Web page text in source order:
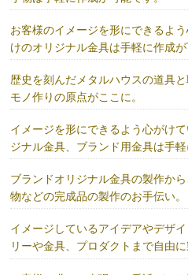
お客様のイメージを形にできるよ
けのオリジナル金具は手軽に作成
歴史を刻んだメタルハウスの道具
モノ作りの原点がここに。
イメージを形にできるよう心がけ
ジナル金具、ブランド用金具は手軽
ブランドオリジナル金具の製作か
物などの完成品の製作のお手伝い。
イメージしているアイデアやデザ
リーや金具、プロダクトまで自由